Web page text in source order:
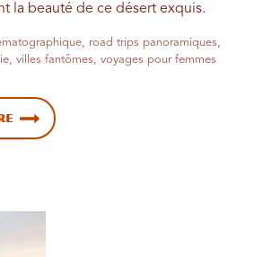
la beauté de ce désert exquis.
road trips panoramiques,
villes fantômes, voyages pour femmes